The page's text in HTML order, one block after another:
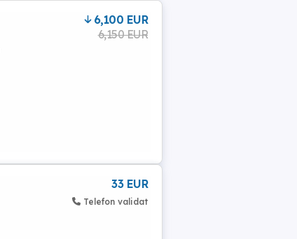
6,100 EUR
6,150 EUR
33 EUR
Telefon validat